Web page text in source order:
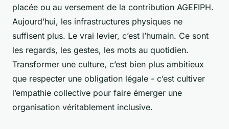
placée ou au versement de la contribution AGEFIPH.
Aujourd’hui, les infrastructures physiques ne
suffisent plus. Le vrai levier, c’est l’humain. Ce sont
les regards, les gestes, les mots au quotidien.
Transformer une culture, c’est bien plus ambitieux
que respecter une obligation légale - c’est cultiver
l’empathie collective pour faire émerger une
organisation véritablement inclusive.